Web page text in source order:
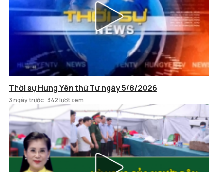
Thời sự Hưng Yên thứ Tư ngày 5/8/2026
3 ngày trước 342 lượt xem